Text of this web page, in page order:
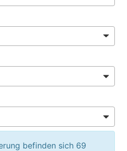
befinden sich 69